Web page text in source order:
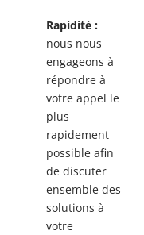
Rapidité :
nous nous
engageons à
répondre à
votre appel le
plus
rapidement
possible afin
de discuter
ensemble des
solutions à
votre